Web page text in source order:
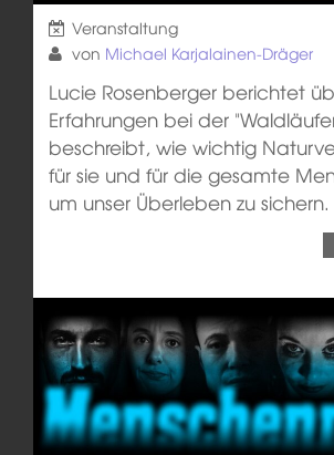
Veranstaltung
von Michael Karjalainen-Dräger
Lucie Rosenberger berichtet
Erfahrungen bei der
beschreibt, wie wichtig
für sie und für die gesamte
um unser Überleben zu sichern.